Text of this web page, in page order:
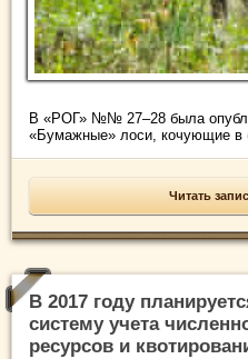
В «РОГ» №№ 27–28 была
«Бумажные» лоси, кочующие
Читать
В 2017 году
систему учета
ресурсов и